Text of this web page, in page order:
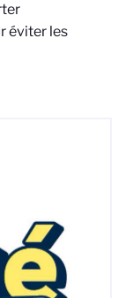
éviter les